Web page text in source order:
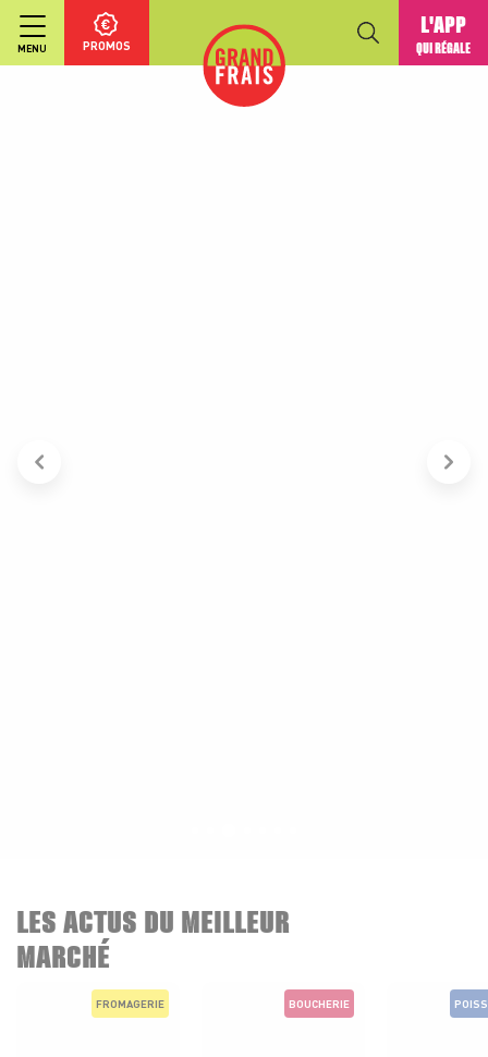
MENU PROMOS
L'APP
QUI RÉGALE
LES ACTUS DU MEILLEUR
MARCHÉ
FROMAGERIE BOUCHERIE